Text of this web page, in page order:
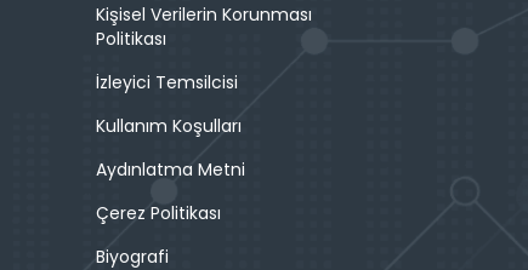
Kişisel Verilerin Korunması
Politikası
İzleyici Temsilcisi
Kullanım Koşulları
Aydınlatma Metni
Çerez Politikası
Biyografi